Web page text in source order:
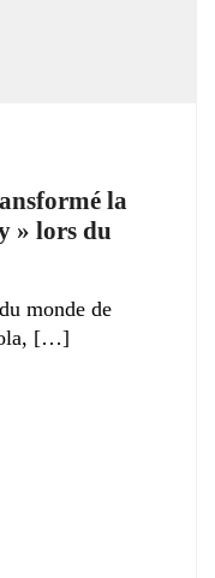
la
» lors du
monde de